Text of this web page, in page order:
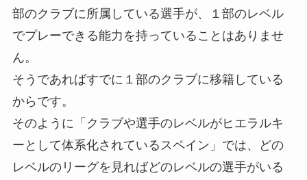
部のクラブに所属している選手が、１部のレベル
でプレーできる能力を持っていることはありませ
ん。
そうであればすでに１部のクラブに移籍している
からです。
そのように「クラブや選手のレベルがヒエラルキ
ーとして体系化されているスペイン」では、どの
レベルのリーグを見ればどのレベルの選手がいる